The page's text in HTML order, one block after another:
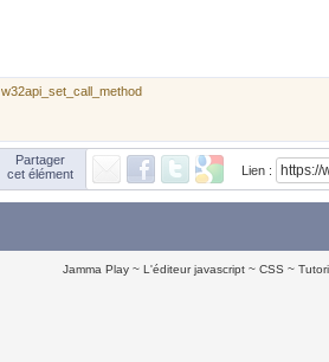
w32api_set_call_method
Partager
cet élément
Lien :
Jamma Play L'éditeur javascript CSS